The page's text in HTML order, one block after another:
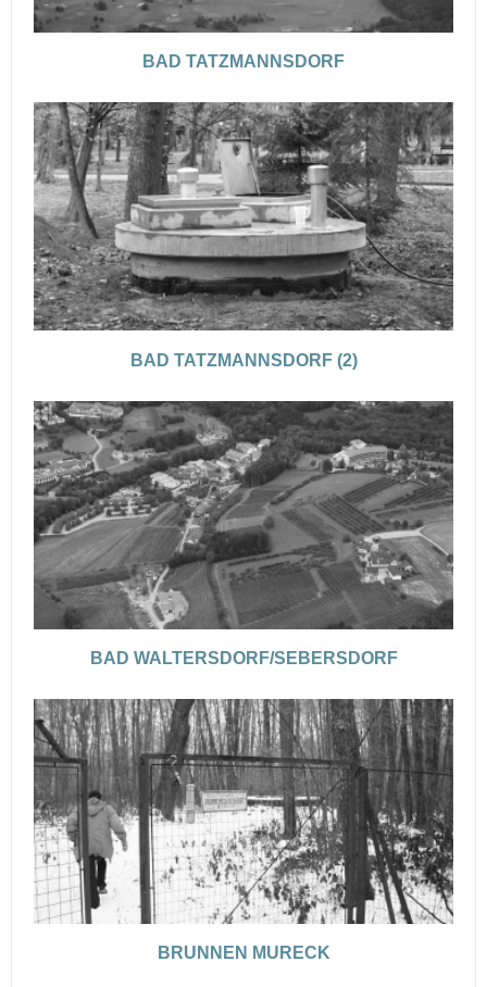
BAD TATZMANNSDORF
BAD TATZMANNSDORF (2)
BAD WALTERSDORF/SEBERSDORF
BRUNNEN MURECK